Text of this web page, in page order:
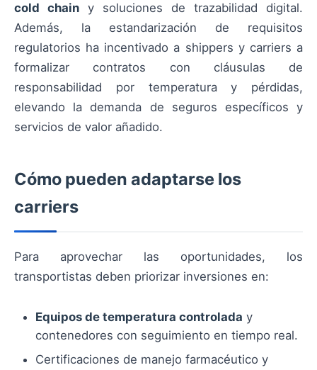
cold chain y soluciones de trazabilidad digital.
Además, la estandarización de requisitos
regulatorios ha incentivado a shippers y carriers a
formalizar contratos con cláusulas de
responsabilidad por temperatura y pérdidas,
elevando la demanda de seguros específicos y
servicios de valor añadido.
Cómo pueden adaptarse los
carriers
Para aprovechar las oportunidades, los
transportistas deben priorizar inversiones en:
Equipos de temperatura controlada y
contenedores con seguimiento en tiempo real.
Certificaciones de manejo farmacéutico y